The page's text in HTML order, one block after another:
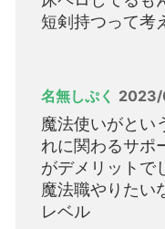
短剣持つって考
名無しぷく
魔法使いがとい
れに関わるサポ
がデメリットで
魔法職やりたい
レベル